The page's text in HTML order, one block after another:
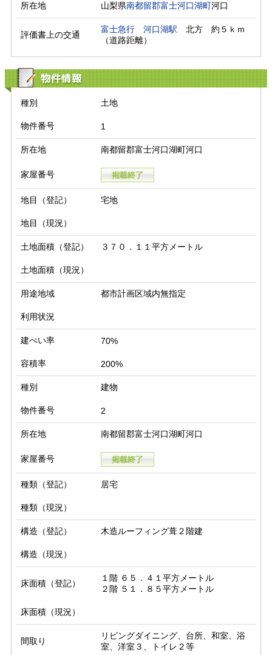
所在地 山梨県南都留郡富士河口湖町河口
評価書上の交通
富士急行 河口湖駅 北方　約５ｋｍ
（道路距離）
物件情報
種別 土地
物件番号 1
所在地 南都留郡富士河口湖町河口
家屋番号
地目（登記） 宅地
地目（現況）
土地面積（登記） ３７０．１１平方メートル
土地面積（現況）
用途地域 都市計画区域内無指定
利用状況
建ぺい率 70%
容積率 200%
種別 建物
物件番号 2
所在地 南都留郡富士河口湖町河口
家屋番号
種類（登記） 居宅
種類（現況）
構造（登記） 木造ルーフィング葺２階建
構造（現況）
床面積（登記）
１階 ６５．４１平方メートル
２階 ５１．８５平方メートル
床面積（現況）
間取り
リビングダイニング、台所、和室、浴
室、洋室３、トイレ２等